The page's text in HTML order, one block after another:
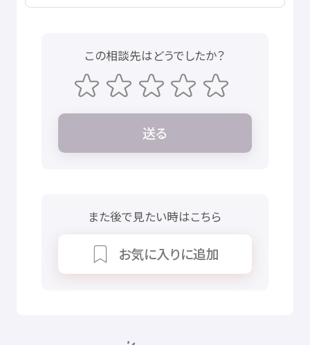
この相談先はどうでしたか？
送る
また後で 見たい時はこちら
お気に入りに追加